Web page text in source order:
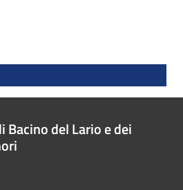
Bacino del Lario e dei